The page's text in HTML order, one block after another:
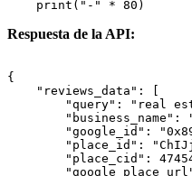
Respuesta de la API:
{
    "reviews_data": [
"query": "real
"business_name":
"google_id":
"place_id":
"place_cid":